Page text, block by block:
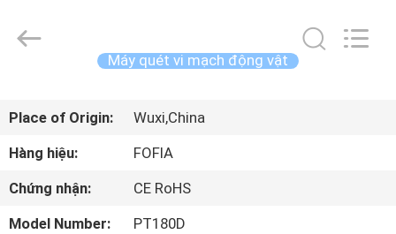
CHỦ
CÁC
SẢN
Technology
Máy quét vi mạch động vật
Place of Origin:
Wuxi,China
Hàng hiệu:
FOFIA
Chứng nhận:
CE RoHS
Model Number:
PT180D